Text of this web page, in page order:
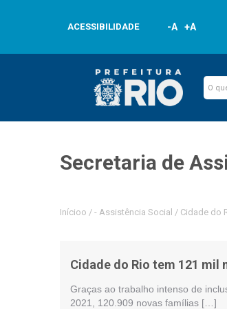
ACESSIBILIDADE -A +A
Secretaria de
Inícioo / - Assistência Social / Cidade do
Cidade do Rio tem 121 mil
Graças ao trabalho intenso de
2021, 120.909 novas famílias […]